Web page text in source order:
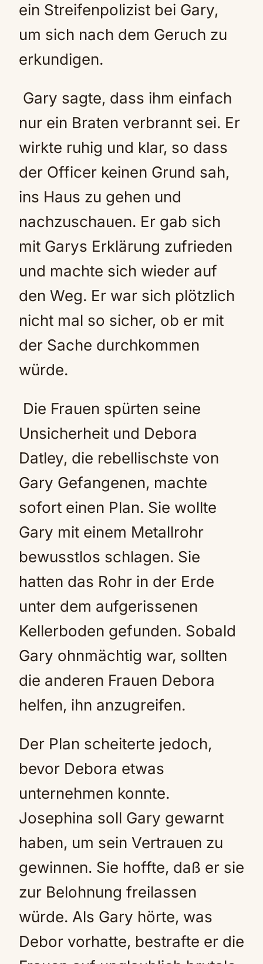
ein Streifenpolizist bei Gary,
um sich nach dem Geruch zu
erkundigen.
Gary sagte, dass ihm einfach
nur ein Braten verbrannt sei. Er
wirkte ruhig und klar, so dass
der Officer keinen Grund sah,
ins Haus zu gehen und
nachzuschauen. Er gab sich
mit Garys Erklärung zufrieden
und machte sich wieder auf
den Weg. Er war sich plötzlich
nicht mal so sicher, ob er mit
der Sache durchkommen
würde.
Die Frauen spürten seine
Unsicherheit und Debora
Datley, die rebellischste von
Gary Gefangenen, machte
sofort einen Plan. Sie wollte
Gary mit einem Metallrohr
bewusstlos schlagen. Sie
hatten das Rohr in der Erde
unter dem aufgerissenen
Kellerboden gefunden. Sobald
Gary ohnmächtig war, sollten
die anderen Frauen Debora
helfen, ihn anzugreifen.
Der Plan scheiterte jedoch,
bevor Debora etwas
unternehmen konnte.
Josephina soll Gary gewarnt
haben, um sein Vertrauen zu
gewinnen. Sie hoffte, daß er sie
zur Belohnung freilassen
würde. Als Gary hörte, was
Debor vorhatte, bestrafte er die